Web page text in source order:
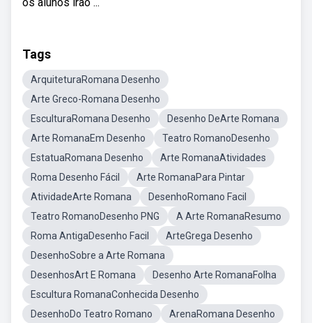
Tags
ArquiteturaRomana Desenho
Arte Greco-Romana Desenho
EsculturaRomana Desenho
Desenho DeArte Romana
Arte RomanaEm Desenho
Teatro RomanoDesenho
EstatuaRomana Desenho
Arte RomanaAtividades
Roma Desenho Fácil
Arte RomanaPara Pintar
AtividadeArte Romana
DesenhoRomano Facil
Teatro RomanoDesenho PNG
A Arte RomanaResumo
Roma AntigaDesenho Facil
ArteGrega Desenho
DesenhoSobre a Arte Romana
DesenhosArt E Romana
Desenho Arte RomanaFolha
Escultura RomanaConhecida Desenho
DesenhoDo Teatro Romano
ArenaRomana Desenho